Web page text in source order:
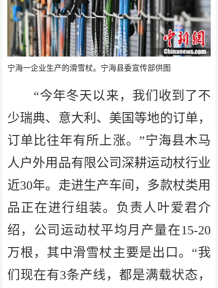
宁海一企业生产的滑雪杖。宁海县委宣传部供图
“今年冬天以来，我们收到了不
少瑞典、意大利、美国等地的订单，
订单比往年有所上涨。”宁海县木马
人户外用品有限公司深耕运动杖行业
近30年。走进生产车间，多款杖类用
品正在进行组装。负责人叶爱君介
绍，公司运动杖平均月产量在15-20
万根，其中滑雪杖主要是出口。“我
们现在有3条产线，都是满载状态，